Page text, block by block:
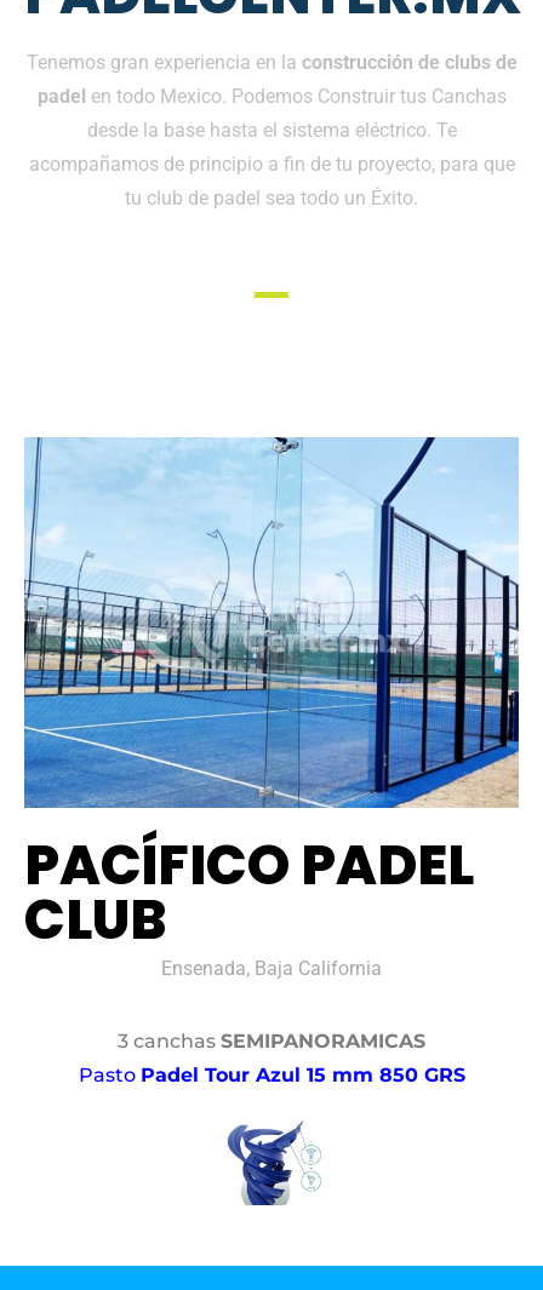
Tenemos gran experiencia en la construcción de clubs de
padel en todo Mexico. Podemos Construir tus Canchas
desde la base hasta el sistema eléctrico. Te
acompañamos de principio a fin de tu proyecto, para que
tu club de padel sea todo un Éxito.
PACÍFICO PADEL
CLUB
Ensenada, Baja California
3 canchas SEMIPANORAMICAS
Pasto Padel Tour Azul 15 mm 850 GRS